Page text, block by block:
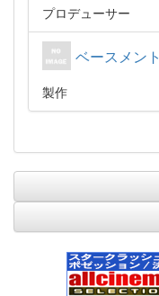
プロデューサー
ベースメント
製作